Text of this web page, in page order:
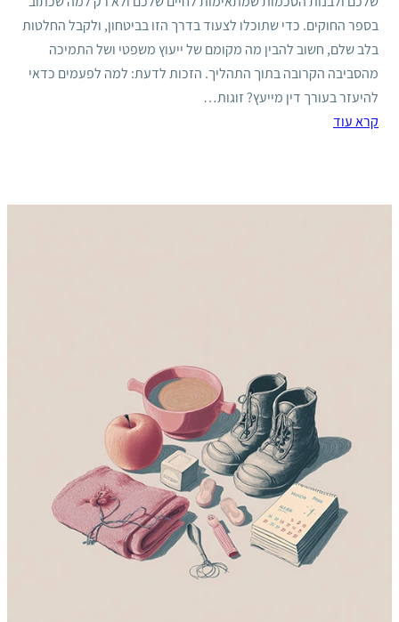
בספר החוקים. כדי שתוכלו לצעוד בדרך הזו בביטחון, ולקבל החלטות
בלב שלם, חשוב להבין מה מקומם של ייעוץ משפטי ושל התמיכה
מהסביבה הקרובה בתוך התהליך. הזכות לדעת: למה לפעמים כדאי
להיעזר בעורך דין מייעץ? זוגות…
קרא עוד